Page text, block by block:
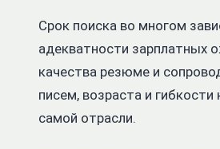
Срок поиска во многом
адекватности зарплатных
качества резюме и
писем, возраста и гибкости
самой отрасли.